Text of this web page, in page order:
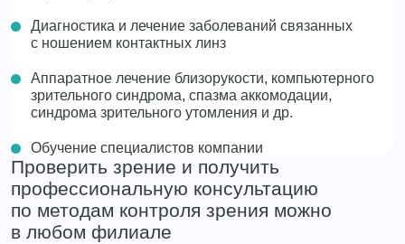
Диагностика и лечение заболеваний связанных
с ношением контактных линз
Аппаратное лечение близорукости, компьютерного
зрительного синдрома, спазма аккомодации,
синдрома зрительного утомления и др.
Обучение специалистов компании
Проверить зрение и получить
профессиональную консультацию
по методам контроля зрения можно
в любом филиале